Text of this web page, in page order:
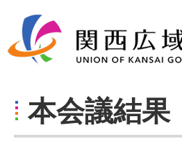
本会議結果